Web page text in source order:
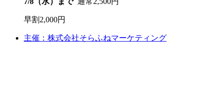
早割 2,000円
主催：株式会社そらふねマーケティング